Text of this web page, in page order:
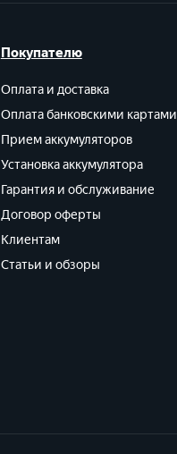
Покупателю
Оплата и доставка
Оплата банковскими картами
Прием аккумуляторов
Установка аккумулятора
Гарантия и обслуживание
Договор оферты
Клиентам
Статьи и обзоры